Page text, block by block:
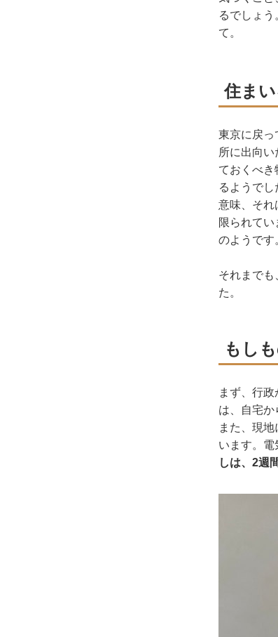
るでしょ
て。
住ま
東京に戻っ
所に出向
ておくべ
るようでし
意味、それ
限られて
のようです
それまで
た。
もし
まず、行政
は、自宅か
また、現
います。電
しは、2週